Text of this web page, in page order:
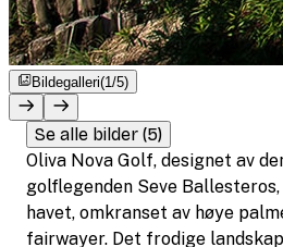
Bildegalleri(1/5)
Se alle bilder (5)
Oliva Nova Golf, designet av
golflegenden Seve
havet, omkranset av høye
fairwayer. Det frodige